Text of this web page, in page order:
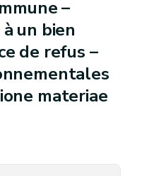
–
un bien
de refus –
materiae